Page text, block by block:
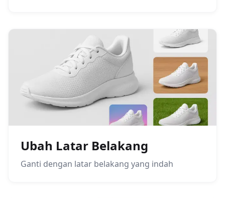
Ubah Latar Belakang
Ganti dengan latar belakang yang indah